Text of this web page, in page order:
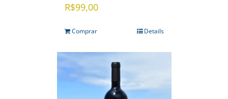
R$99,00
Comprar Details